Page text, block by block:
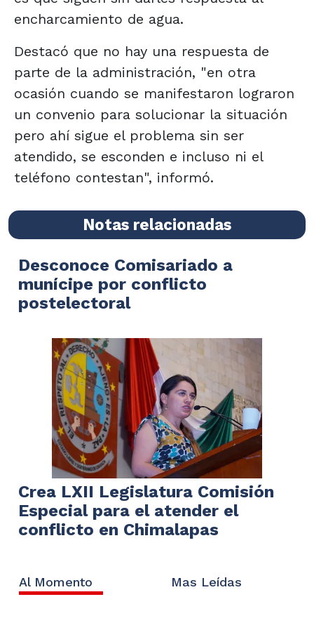
encharcamiento de agua.
Destacó que no hay una respuesta de
parte de la administración, "en otra
ocasión cuando se manifestaron lograron
un convenio para solucionar la situación
pero ahí sigue el problema sin ser
atendido, se esconden e incluso ni el
teléfono contestan", informó.
Notas relacionadas
Desconoce Comisariado a
munícipe por conflicto
postelectoral
Crea LXII Legislatura Comisión
Especial para el atender el
conflicto en Chimalapas
Al Momento Mas Leídas